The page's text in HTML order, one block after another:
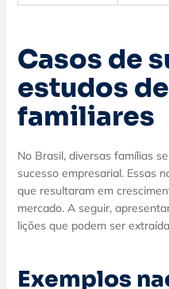
Casos de
estudos
familiares
No Brasil, diversas famílias
sucesso empresarial. Essas
que resultaram em
mercado. A seguir,
lições que podem ser
Exemplos